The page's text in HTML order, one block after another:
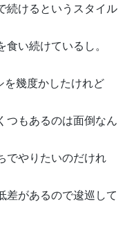
続けるというスタイル
い続けているし。
を幾度かしたけれど
つもあるのは面倒なん
でやりたいのだけれ
差があるので逡巡して